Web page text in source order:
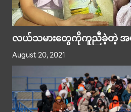
လယ်သမားတွေကိုကူညီခဲ့တဲ့ အ
August 20, 2021